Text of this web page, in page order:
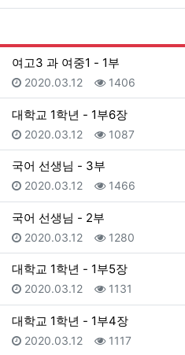
여고3 과 여중1 - 1부
등록일
2020.03.12 조회
1406
대학교 1학년 - 1부6장
등록일
2020.03.12 조회
1087
국어 선생님 - 3부
등록일
2020.03.12 조회
1466
국어 선생님 - 2부
등록일
2020.03.12 조회
1280
대학교 1학년 - 1부5장
등록일
2020.03.12 조회
1131
대학교 1학년 - 1부4장
등록일
2020.03.12 조회
1117